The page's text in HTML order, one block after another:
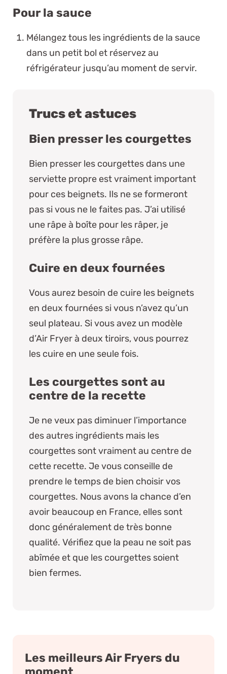
Pour la sauce
Mélangez tous les ingrédients de la sauce
dans un petit bol et réservez au
réfrigérateur jusqu’au moment de servir.
Trucs et astuces
Bien presser les courgettes
Bien presser les courgettes dans une
serviette propre est vraiment important
pour ces beignets. Ils ne se formeront
pas si vous ne le faites pas. J’ai utilisé
une râpe à boîte pour les râper, je
préfère la plus grosse râpe.
Cuire en deux fournées
Vous aurez besoin de cuire les beignets
en deux fournées si vous n’avez qu’un
seul plateau. Si vous avez un modèle
d’Air Fryer à deux tiroirs, vous pourrez
les cuire en une seule fois.
Les courgettes sont au
centre de la recette
Je ne veux pas diminuer l’importance
des autres ingrédients mais les
courgettes sont vraiment au centre de
cette recette. Je vous conseille de
prendre le temps de bien choisir vos
courgettes. Nous avons la chance d’en
avoir beaucoup en France, elles sont
donc généralement de très bonne
qualité. Vérifiez que la peau ne soit pas
abîmée et que les courgettes soient
bien fermes.
Les meilleurs Air Fryers du